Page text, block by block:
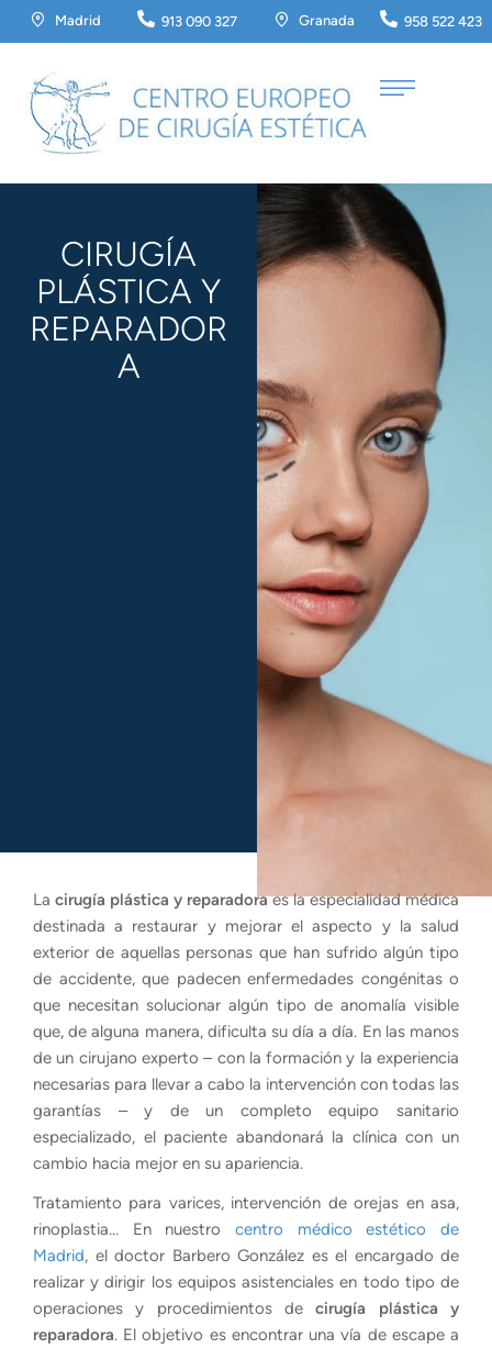
Madrid 913 090 327 Granada 958 522 423
CIRUGÍA
PLÁSTICA Y
REPARADOR
A
La cirugía plástica y reparadoraes la especialidad médica
destinada a restaurar y mejorar el aspecto y la salud
exterior de aquellas personas que han sufrido algún tipo
de accidente, que padecen enfermedades congénitas o
que necesitan solucionar algún tipo de anomalía visible
que, de alguna manera, dificulta su día a día. En las manos
de un cirujano experto – con la formación y la experiencia
necesarias para llevar a cabo la intervención con todas las
garantías – y de un completo equipo sanitario
especializado, el paciente abandonará la clínica con un
cambio hacia mejor en su apariencia.
Tratamiento para varices, intervención de orejas en asa,
rinoplastia… En nuestro centro médico estético de
Madrid, el doctor Barbero González es el encargado de
realizar y dirigir los equipos asistenciales en todo tipo de
operaciones y procedimientos decirugía plástica y
reparadora. El objetivo es encontrar una vía de escape a